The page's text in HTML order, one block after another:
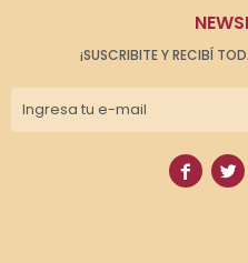
¡SUSCRIBITE Y RECIBÍ
 